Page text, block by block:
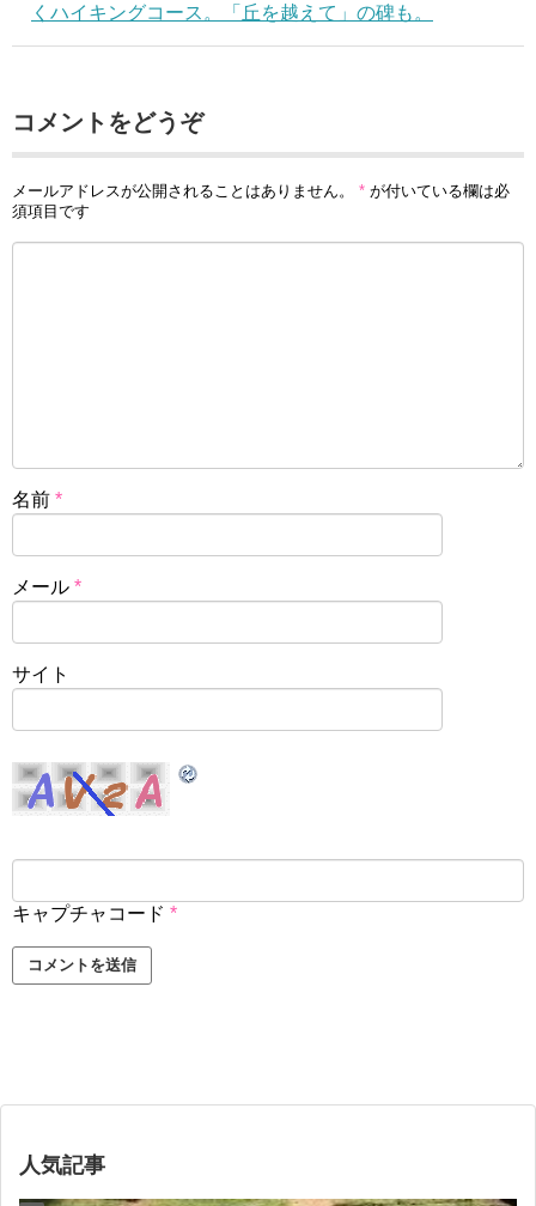
くハイキングコース。「丘を越えて」の碑も。
コメントをどうぞ
メールアドレスが公開されることはありません。 * が付いている欄は必
須項目です
名前 *
メール *
サイト
キャプチャコード *
人気記事